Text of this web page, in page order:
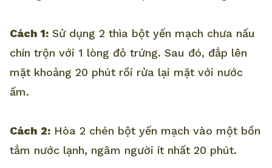
Cách 1: Sử dụng 2 thìa bột yến mạch chưa nấu
chín trộn với 1 lòng đỏ trứng. Sau đó, đắp lên
mặt khoảng 20 phút rồi rửa lại mặt với nước
ấm.
Cách 2: Hòa 2 chén bột yến mạch vào một bồn
tắm nước lạnh, ngâm người ít nhất 20 phút.